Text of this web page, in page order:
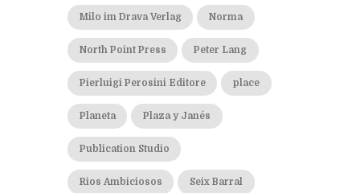
Milo im Drava Verlag Norma
North Point Press Peter Lang
Pierluigi Perosini Editore place
Planeta Plaza y Janés
Publication Studio
Rios Ambiciosos Seix Barral